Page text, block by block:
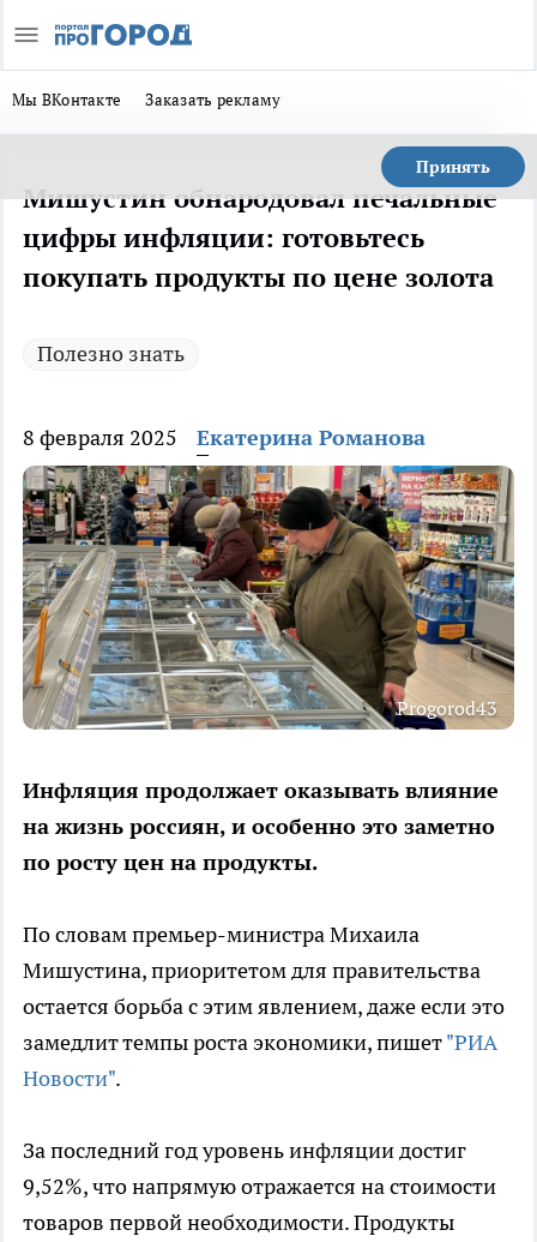
Мы ВКонтакте Заказать рекламу
Принять
Мишустин обнародовал печальные
цифры инфляции: готовьтесь
покупать продукты по цене золота
Полезно знать
8 февраля 2025 Екатерина Романова
Progorod43
Инфляция продолжает оказывать влияние
на жизнь россиян, и особенно это заметно
по росту цен на продукты.
По словам премьер-министра Михаила
Мишустина, приоритетом для правительства
остается борьба с этим явлением, даже если это
замедлит темпы роста экономики, пишет"РИА
Новости".
За последний год уровень инфляции достиг
9,52%, что напрямую отражается на стоимости
товаров первой необходимости. Продукты